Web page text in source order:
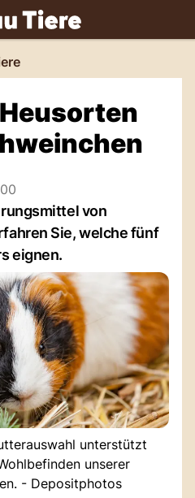
von
Sie, welche fünf
eignen.
unterstützt
unserer
- Depositphotos